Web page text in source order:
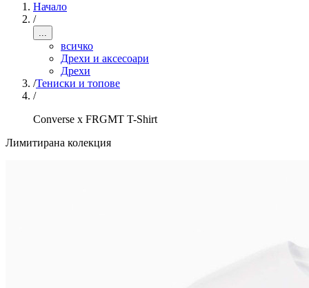
Начало
/
...
всичко
Дрехи и аксесоари
Дрехи
/Тениски и топове
/
Converse x FRGMT T-Shirt
Лимитирана колекция